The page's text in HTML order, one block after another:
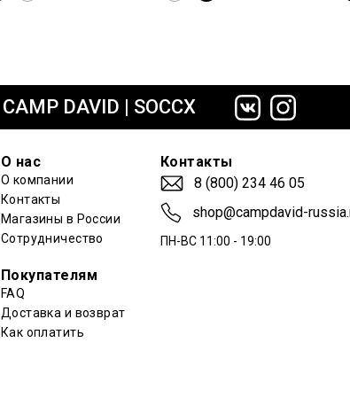
CAMP DAVID | SOCCX
О нас
О компании
Контакты
Магазины в России
Сотрудничество
Покупателям
FAQ
Доставка и возврат
Как оплатить
Контакты
8 (800) 234 46 05
shop@campdavid-
ПН-ВС 11:00 - 19:00